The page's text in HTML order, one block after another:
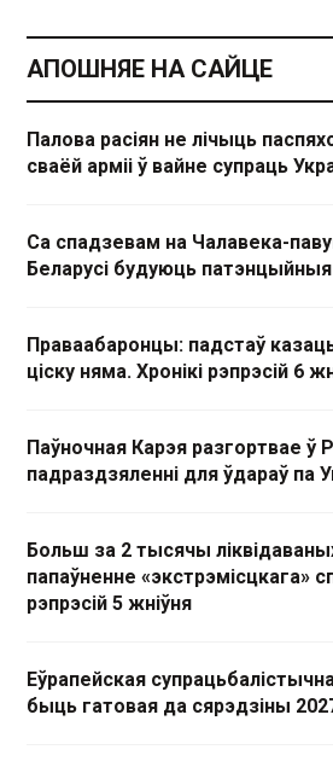
АПОШНЯЕ НА САЙЦЕ
Палова расіян не лічыць
сваёй арміі ў вайне супраць
Са спадзевам на Чалавека-
Беларусі будуюць
Праваабаронцы: падстаў
ціску няма. Хронікі рэпрэсій 6
Паўночная Карэя разгортвае ў
падраздзяленні для ўдараў па
Больш за 2 тысячы
папаўненне «экстрэмісцкага»
рэпрэсій 5 жніўня
Еўрапейская
быць гатовая да сярэдзіны